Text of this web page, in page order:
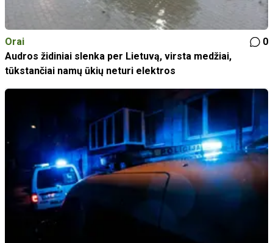
Orai
0
Audros židiniai slenka per Lietuvą, virsta medžiai,
tūkstančiai namų ūkių neturi elektros